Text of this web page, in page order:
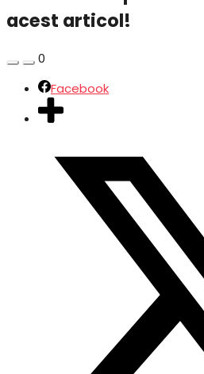
acest articol!
0
Facebook